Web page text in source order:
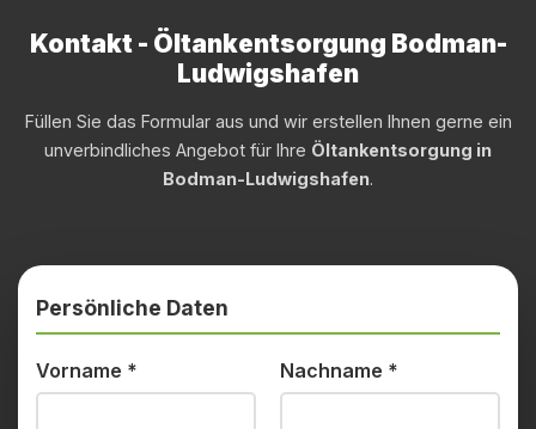
Kontakt - Öltankentsorgung Bodman-
Ludwigshafen
Füllen Sie das Formular aus und wir erstellen Ihnen gerne ein
unverbindliches Angebot für Ihre Öltankentsorgung in
Bodman-Ludwigshafen.
Persönliche Daten
Vorname * Nachname *